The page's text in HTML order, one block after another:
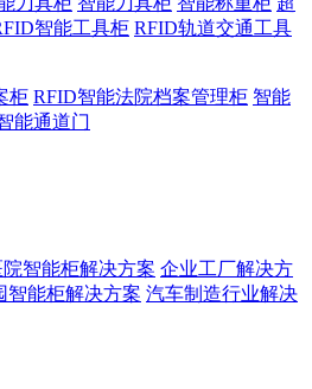
智能工具柜 RFID轨道交通工具
柜 RFID智能法院档案管理柜 智能
能通道门
院智能柜解决方案 企业工厂解决方
智能柜解决方案 汽车制造行业解决